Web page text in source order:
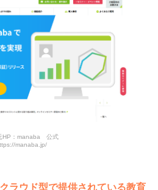
HP：manaba 公式
manaba.jp/
クラウド型で提供されている教育